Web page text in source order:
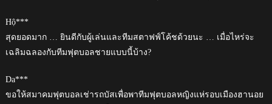
Hộ***
สุดยอดมาก … ยินดีกับผู้เล่นและทีมสตาฟฟ์โค้ชด้วยนะ … เมื่อไหร่จะ
เฉลิมฉลองกับทีมฟุตบอลชายแบบนี้บ้าง?
Da***
ขอให้สมาคมฟุตบอลเช่ารถบัสเพื่อพาทีมฟุตบอลหญิงแห่รอบเมืองฮานอย